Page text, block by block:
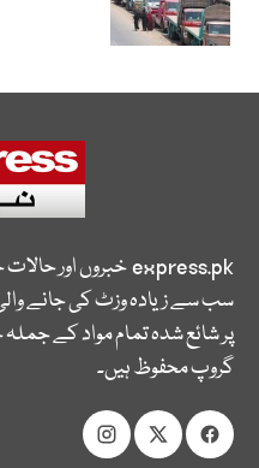
express.pkخبروں اور
سب سے زیادہ وزٹ کی جانے
پر شائع شدہ تمام مواد کے
گروپ محفوظ ہیں۔